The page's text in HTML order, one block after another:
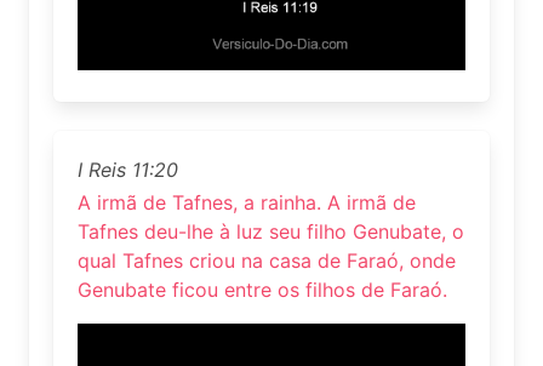
I Reis 11:20
A irmã de Tafnes, a rainha. A irmã de
Tafnes deu-lhe à luz seu filho Genubate, o
qual Tafnes criou na casa de Faraó, onde
Genubate ficou entre os filhos de Faraó.